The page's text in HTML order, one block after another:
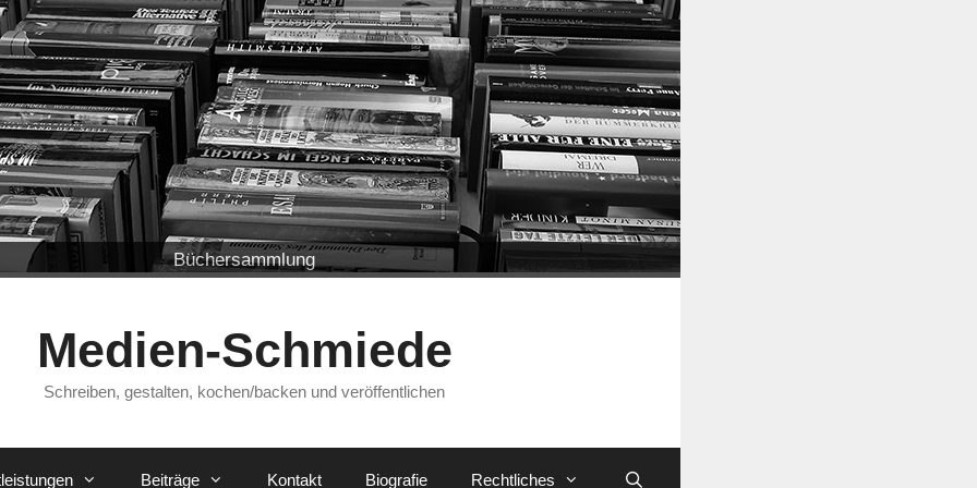
Büchersammlung
Bleisatz-Lettern
Monokel
Alte Buchrücken
Bücherregal
Johannes-Gutenberg-Denkmal in Mainz
Hosea, Kapitel 14, Vers 1
Bücher im Regal
Medien-Schmiede
Schreiben, gestalten, kochen/backen und veröffentlichen
Beiträge Kontakt Biografie Rechtliches